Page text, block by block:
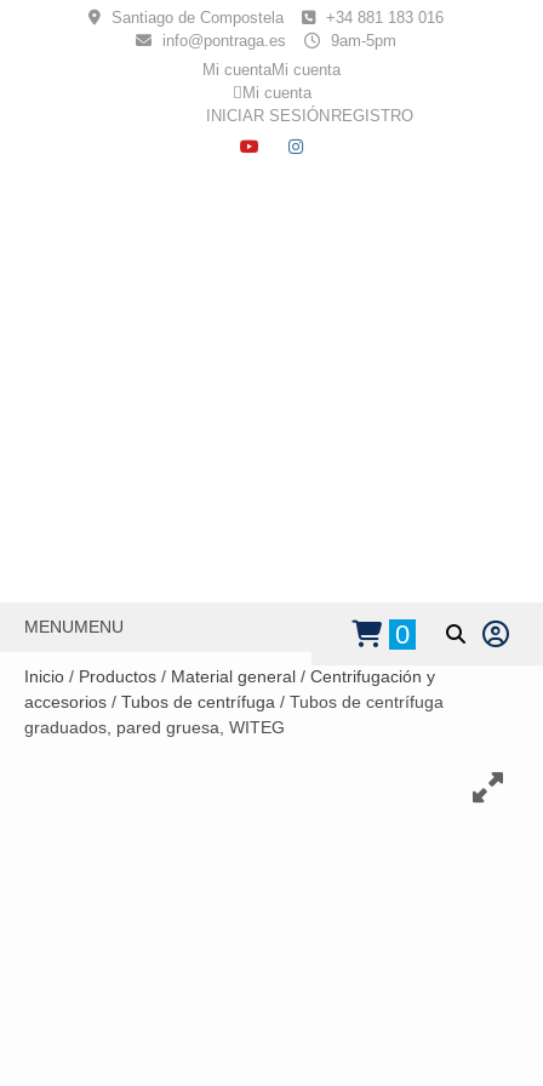
Santiago de Compostela
+34 881 183 016
info@pontraga.es
9am-5pm
Mi cuentaMi cuenta
Mi cuenta
INICIAR SESIÓN REGISTRO
YOUTUBE
INSTAGRAM
MENUMENU 0
Inicio / Productos / Material general / Centrifugación y
accesorios / Tubos de centrífuga / Tubos de centrífuga
graduados, pared gruesa, WITEG